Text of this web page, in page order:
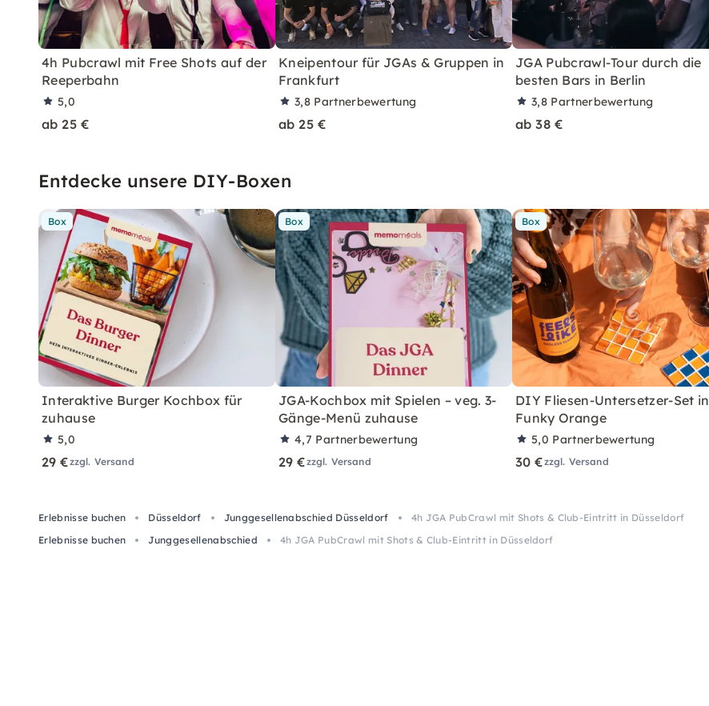
4h Pubcrawl mit Free Shots auf der
Reeperbahn
5,0
ab 25 €
Kneipentour für JGAs & Gruppen in
Frankfurt
3,8 Partnerbewertung
ab 25 €
JGA Pubcrawl-Tour durch die
besten Bars in Berlin
3,8 Partnerbewertung
ab 38 €
Entdecke unsere DIY-Boxen
Box
Interaktive Burger Kochbox für
zuhause
5,0
29 €zzgl. Versand
Box
JGA-Kochbox mit Spielen – veg. 3-
Gänge-Menü zuhause
4,7 Partnerbewertung
29 €zzgl. Versand
Box
DIY Fliesen-Untersetzer-Set in
Funky Orange
5,0 Partnerbewertung
30 €zzgl. Versand
Erlebnisse buchen Düsseldorf Junggesellenabschied Düsseldorf
4h JGA PubCrawl mit Shots & Club-Eintritt in Düsseldorf
Erlebnisse buchen
Junggesellenabschied 4h JGA PubCrawl mit Shots & Club-Eintritt in Düsseldorf